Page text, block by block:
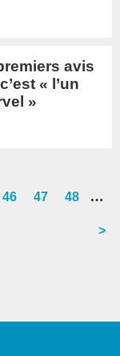
avis
« l’un
»
Go
46
Go
47
Go
48 …
>